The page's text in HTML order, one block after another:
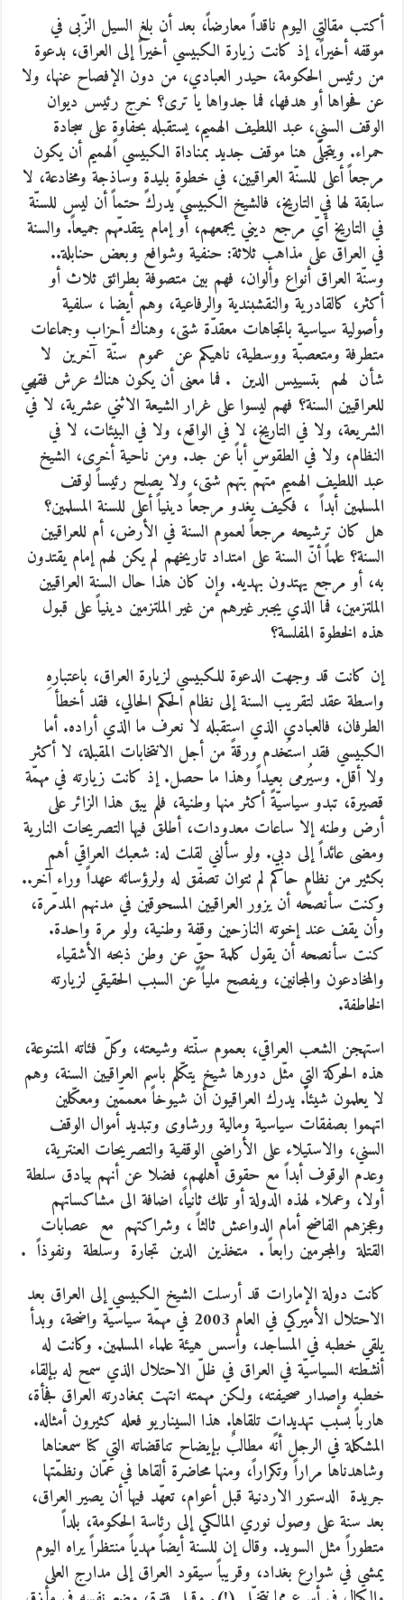
أكتب مقالتي اليوم ناقداً معارضاً، بعد أن بلغ السيل الزّبى في
موقفه أخيراً، إذ كانت زيارة الكبيسي أخيراً إلى العراق، بدعوة
من رئيس الحكومة، حيدر العبادي، من دون الإفصاح عنها، ولا
عن فحواها أو هدفها، فما جدواها يا ترى؟ خرج رئيس ديوان
الوقف السني، عبد اللطيف الهميم، يستقبله بحفاوةٍ على سجادة
حمراء. ويتجلّى هنا موقف جديد بمناداة الكبيسي الهميم أن يكون
مرجعاً أعلى للسنّة العراقيين، في خطوةٍ بليدةٍ وساذجة ومخادعة، لا
سابقة لها في التاريخ، فالشيخ الكبيسي يدرك حتماً أن ليس للسنّة
في التاريخ أيّ مرجع ديني يجمعهم، أو إمام يتقدمّهم جميعاً. والسنة
في العراق على مذاهب ثلاثة: حنفية وشوافع وبعض حنابلة..
وسنّة العراق أنواع وألوان، فهم بين متصوفة بطرائق ثلاث أو
أكثر، كالقادرية والنقشبندية والرفاعية، وهم أيضا ، سلفية
وأصولية سياسية باتجاهات معقدّة شتى، وهناك أحزاب وجماعات
متطرفة ومتعصبّة ووسطية، ناهيكم عن عموم سنّة آخرين لا
شأن لهم بتسييس الدين . فما معنى أن يكون هناك عرش فقهي
للعراقيين السنة؟ فهم ليسوا على غرار الشيعة الاثني عشرية، لا في
الشريعة، ولا في التاريخ، لا في الواقع، ولا في البيئات، لا في
النظام، ولا في الطقوس أباً عن جد. ومن ناحية أخرى، الشيخ
عبد اللطيف الهميم متهمّ بتهم شتى، ولا يصلح رئيساً لوقف
المسلمين أبداً ، فكيف يغدو مرجعاً دينياً أعلى للسنة المسلمين؟
هل كان ترشيحه مرجعاً لعموم السنة في الأرض، أم للعراقيين
السنة؟ علماً أنّ السنة على امتداد تاريخهم لم يكن لهم إمام يقتدون
به، أو مرجع يهتدون بهديه. وإن كان هذا حال السنة العراقيين
الملتزمين، فما الذي يجبر غيرهم من غير الملتزمين دينياً على قبول
هذه الخطوة المفلسة؟
إن كانت قد وجهت الدعوة للكبيسي لزيارة العراق، باعتبارهِ
واسطة عقد لتقريب السنة إلى نظام الحكم الحالي، فقد أخطأ
الطرفان، فالعبادي الذي استقبله لا نعرف ما الذي أراده. أما
الكبيسي فقد استُخدم ورقةً من أجل الانتخابات المقبلة، لا أكثر
ولا أقل. وسيُرمى بعيداً وهذا ما حصل. إذ كانت زيارته في مهمّة
قصيرة، تبدو سياسيّةً أكثر منها وطنية، فلم يبق هذا الزائر على
أرض وطنه إلا ساعات معدودات، أطلق فيها التصريحات النارية
ومضى عائداً إلى دبي. ولو سألني لقلت له: شعبك العراقي أهم
بكثير من نظامٍ حاكم لم تتوان تصفّق له ولرؤسائه عهداً وراء آخر..
وكنت سأنصحه أن يزور العراقيين المسحوقين في مدنهم المدمّرة،
وأن يقف عند إخوته النازحين وقفة وطنية، ولو مرة واحدة.
كنت سأنصحه أن يقول كلمة حقٍّ عن وطن ذبحه الأشقياء
والمخادعون والمجانين، ويفصح ملياً عن السبب الحقيقي لزيارته
الخاطفة.
استهجن الشعب العراقي، بعموم سنّته وشيعته، وكلّ فئاته المتنوعة،
هذه الحركة التي مثّل دورها شيخ يتكّلم باسم العراقيين السنة، وهم
لا يعلمون شيئاً. يدرك العراقيون أن شيوخاً معممّين ومعكّلين
اتهموا بصفقات سياسية ومالية ورشاوى وتبديد أموال الوقف
السني، والاستيلاء على الأراضي الوقفية والتصريحات العنترية،
وعدم الوقوف أبداً مع حقوق أهلهم، فضلا عن أنهم بيادق سلطة
أولا، وعملاء لهذه الدولة أو تلك ثانياً، اضافة الى مشاكساتهم
وعجزهم الفاضح أمام الدواعش ثالثاً ، وشراكتهم مع عصابات
القتلة والمجرمين رابعاً . متخذين الدين تجارة وسلطة ونفوذاً .
كانت دولة الإمارات قد أرسلت الشيخ الكبيسي إلى العراق بعد
الاحتلال الأميركي في العام 2003 في مهمّة سياسيّة واضحة، وبدأ
يلقي خطبه في المساجد، وأسس هيئة علماء المسلمين. وكانت له
أنشطته السياسيّة في العراق في ظلّ الاحتلال الذي سمح له بإلقاء
خطبه وإصدار صحيفته، ولكن مهمته انتهت بمغادرته العراق فجأة،
هارباً بسبب تهديداتٍ تلقاها. هذا السيناريو فعله كثيرون أمثاله.
المشكلة في الرجل أنه مطالبٌ بإيضاح تناقضاته التي كنا سمعناها
وشاهدناها مراراً وتكراراً، ومنها محاضرة ألقاها في عمّان ونظمّتها
جريدة الدستور الاردنية قبل أعوام، تعهّد فيها أن يصير العراق،
بعد سنة على وصول نوري المالكي إلى رئاسة الحكومة، بلداً
متطوراً مثل السويد. وقال إن للسنة أيضاً مهدياً منتظراً يراه اليوم
يمشي في شوارع بغداد، وقريباً سيقود العراق إلى مدارج العلى